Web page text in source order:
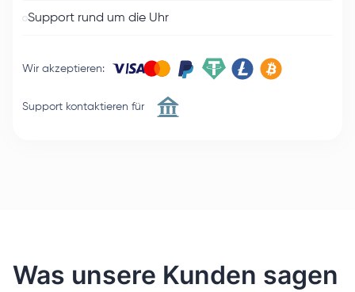
Support rund um die Uhr
Wir akzeptieren:
Support kontaktieren für
Was unsere Kunden sagen